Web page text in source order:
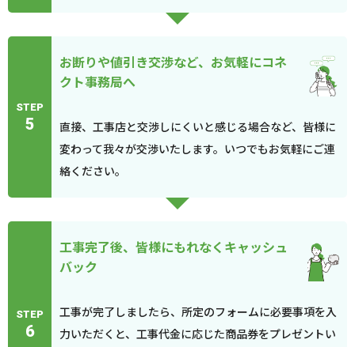
STEP
5
お断りや値引き交渉など、お気軽にコネ
クト事務局へ
直接、工事店と交渉しにくいと感じる場合など、皆様に
変わって我々が交渉いたします。いつでもお気軽にご連
絡ください。
STEP
6
工事完了後、皆様にもれなくキャッシュ
バック
工事が完了しましたら、所定のフォームに必要事項を入
力いただくと、工事代金に応じた商品券をプレゼントい